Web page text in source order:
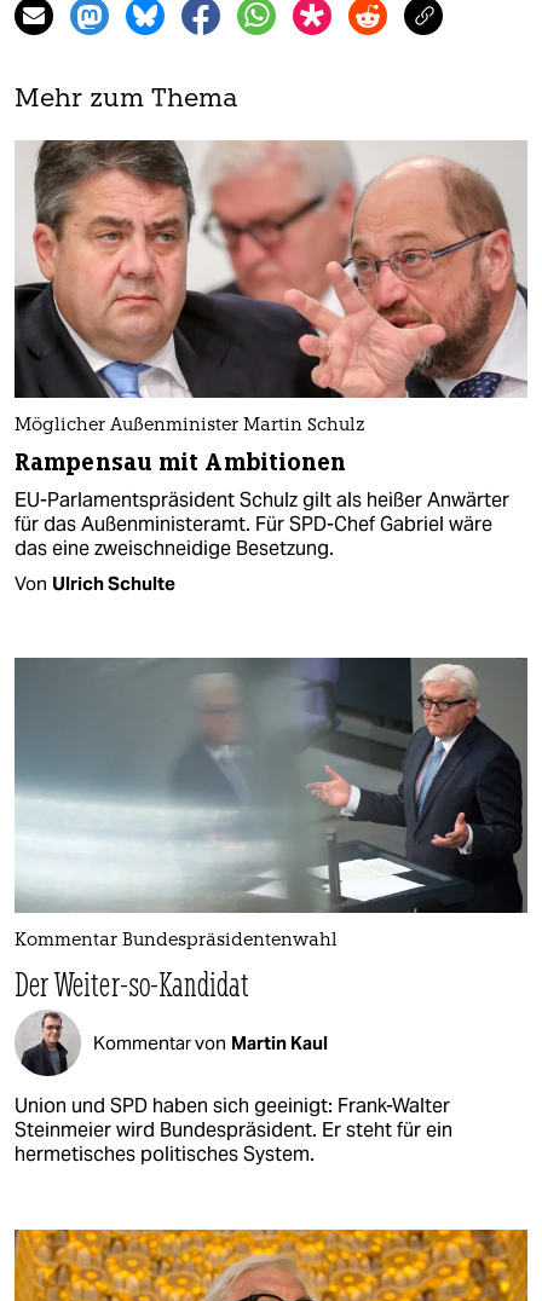
Mehr zum Thema
Möglicher Außenminister Martin Schulz
Rampensau mit Ambitionen
EU-Parlamentspräsident Schulz gilt als heißer Anwärter
für das Außenministeramt. Für SPD-Chef Gabriel wäre
das eine zweischneidige Besetzung.
Von Ulrich Schulte
Kommentar Bundespräsidentenwahl
Der Weiter-so-Kandidat
Kommentar von Martin Kaul
Union und SPD haben sich geeinigt: Frank-Walter
Steinmeier wird Bundespräsident. Er steht für ein
hermetisches politisches System.